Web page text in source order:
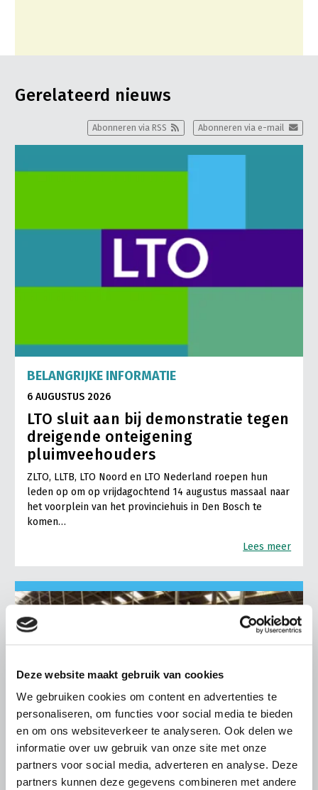
Deze website maakt gebruik van cookies
We gebruiken cookies om content en advertenties te
personaliseren, om functies voor social media te bieden
en om ons websiteverkeer te analyseren. Ook delen we
informatie over uw gebruik van onze site met onze
partners voor social media, adverteren en analyse. Deze
partners kunnen deze gegevens combineren met andere
Gerelateerd nieuws
Abonneren via e-mail
Abonneren via RSS
BELANGRIJKE INFORMATIE
6 AUGUSTUS 2026
LTO sluit aan bij demonstratie tegen
dreigende onteigening
pluimveehouders
ZLTO, LLTB, LTO Noord en LTO Nederland roepen hun
leden op om op vrijdagochtend 14 augustus massaal naar
het voorplein van het provinciehuis in Den Bosch te
komen…
Lees meer